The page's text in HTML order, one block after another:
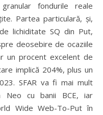
fondurile reale
Partea particulară, și,
lichiditate SQ din Put,
deosebire de ocaziile
un procent excelent de
implică 204%, plus un
SFAR va fi mai mult
Neo cu banii BCE, iar
Wide Web-To-Put în